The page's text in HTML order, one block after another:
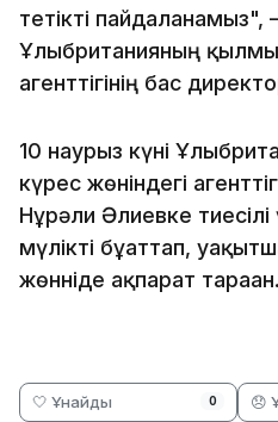
тетікті пайдаланамыз",
Ұлыбританияның
агенттігінің бас
10 наурыз күні
күрес жөніндегі
Нұрәли Әлиевке
мүлікті бұғаттап,
жөнніде ақпарат тараған.
🤍 Ұнайды 0 😞